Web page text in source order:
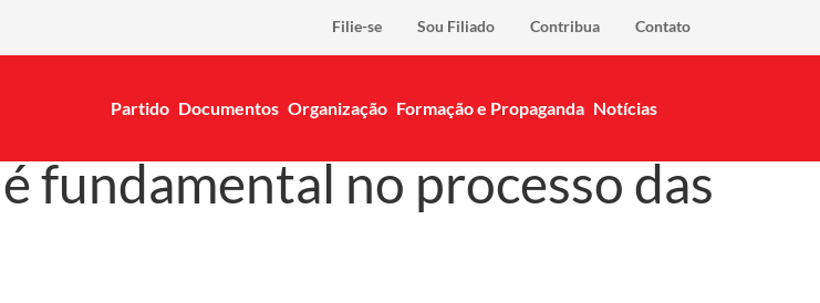
Filie-se Sou Filiado Contribua Contato
Partido Documentos Organização Formação e Propaganda Notícias
fundamental no processo das